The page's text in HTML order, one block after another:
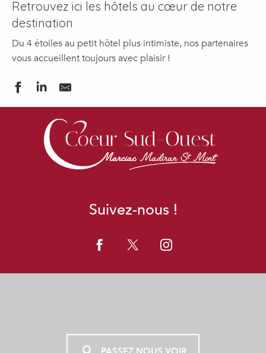
Retrouvez ici les hôtels au cœur de notre
destination
Du 4 étoiles au petit hôtel plus intimiste, nos partenaires
vous accueillent toujours avec plaisir !
HOTELLERIE LA CUISINERIE-LE REVERBERE
LE MONASTÈRE DE SAINT-MONT
HOTEL LE TIVOLI
HÔTEL LES COMTES DE PARDIAC
Suivez-nous !